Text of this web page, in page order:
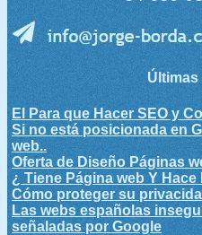
El Para que Hacer SEO y
Si no está posicionada en
web..
Oferta de Diseño Páginas
¿ Tiene Página web Y
Cómo proteger su
Las webs españolas
señaladas por Google